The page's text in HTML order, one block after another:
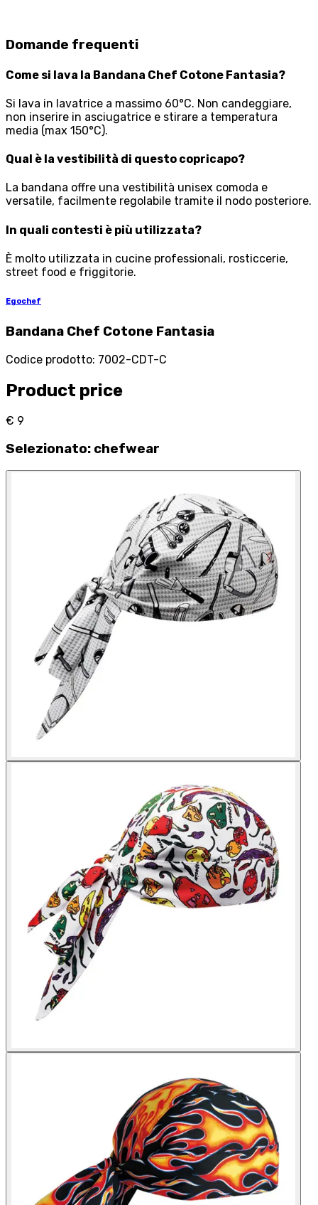
Domande frequenti
Come si lava la Bandana Chef Cotone Fantasia?
Si lava in lavatrice a massimo 60°C. Non candeggiare,
non inserire in asciugatrice e stirare a temperatura
media (max 150°C).
Qual è la vestibilità di questo copricapo?
La bandana offre una vestibilità unisex comoda e
versatile, facilmente regolabile tramite il nodo posteriore.
In quali contesti è più utilizzata?
È molto utilizzata in cucine professionali, rosticcerie,
street food e friggitorie.
Egochef
Bandana Chef Cotone Fantasia
Codice prodotto: 7002-CDT-C
Product price
€ 9
Selezionato: chefwear